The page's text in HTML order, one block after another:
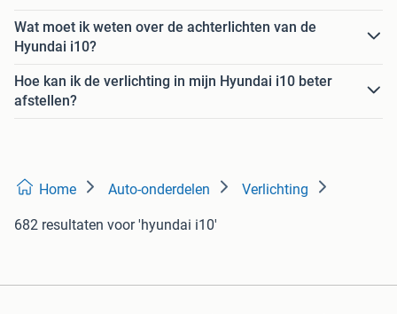
Wat moet ik weten over de achterlichten van de
Hyundai i10?
Hoe kan ik de verlichting in mijn Hyundai i10 beter
afstellen?
Home Auto-onderdelen Verlichting
682 resultaten voor 'hyundai i10'